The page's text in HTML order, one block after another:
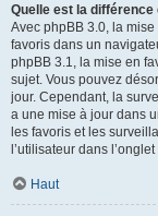
Quelle est la
Avec phpBB 3.0, la
favoris dans un
phpBB 3.1, la mise en
sujet. Vous pouvez
jour. Cependant, la
a une mise à jour dans
les favoris et les
l’utilisateur dans
Haut